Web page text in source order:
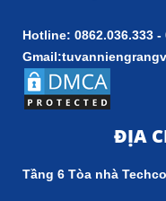
Hotline: 0862.036.333 -
ĐỊA
Tầng 6 Tòa nhà